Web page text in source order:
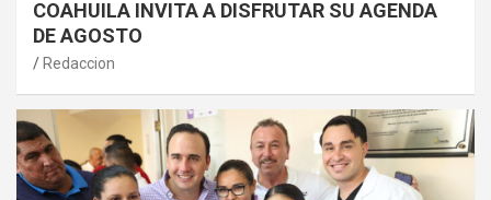
COAHUILA INVITA A DISFRUTAR SU AGENDA
DE AGOSTO
Redaccion